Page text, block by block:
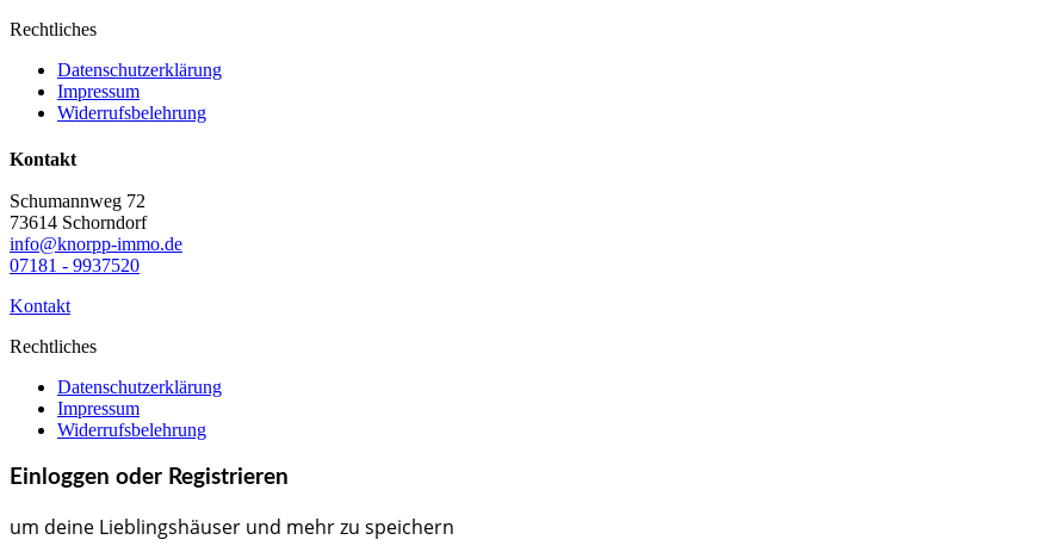
Rechtliches
Datenschutzerklärung
Impressum
Widerrufsbelehrung
Kontakt
Schumannweg 72
73614 Schorndorf
info@knorpp-immo.de
07181 - 9937520
Kontakt
Rechtliches
Datenschutzerklärung
Impressum
Widerrufsbelehrung
Einloggen oder Registrieren
um deine Lieblingshäuser und mehr zu speichern